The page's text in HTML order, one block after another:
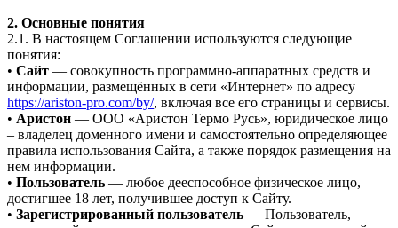
2. Основные понятия
2.1. В настоящем Соглашении используются следующие
понятия:
• Сайт — совокупность программно-аппаратных средств и
информации, размещённых в сети «Интернет» по адресу
https://ariston-pro.com/by/, включая все его страницы и сервисы.
• Аристон — ООО «Аристон Термо Русь», юридическое лицо
– владелец доменного имени и самостоятельно определяющее
правила использования Сайта, а также порядок размещения на
нем информации.
• Пользователь — любое дееспособное физическое лицо,
достигшее 18 лет, получившее доступ к Сайту.
• Зарегистрированный пользователь — Пользователь,